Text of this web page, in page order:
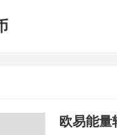
欧易能量